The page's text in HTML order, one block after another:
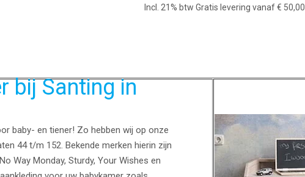
Incl. 21% btw Gratis levering vanaf € 50,00
bij Santing in
baby- en tiener! Zo hebben wij op onze
44 t/m 152. Bekende merken hierin zijn
Way Monday, Sturdy, Your Wishes en